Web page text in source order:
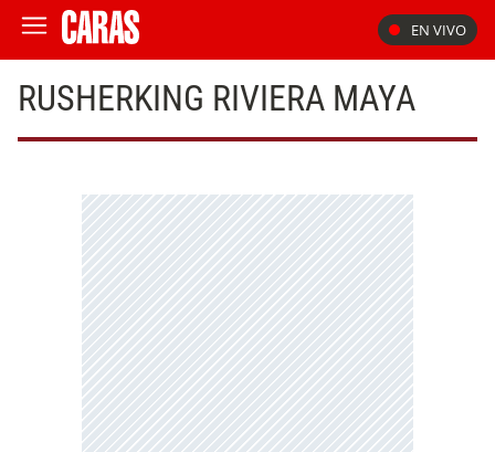
EN VIVO
RUSHERKING RIVIERA MAYA